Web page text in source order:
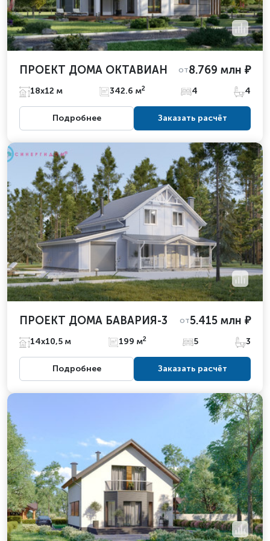
ПРОЕКТ ДОМА ОКТАВИАН от8.769 млн ₽
18х12 м 342.6 м2 4 4
Подробнее Заказать расчёт
ПРОЕКТ ДОМА БАВАРИЯ-3 от5.415 млн ₽
14х10,5 м 199 м2 5 3
Подробнее Заказать расчёт